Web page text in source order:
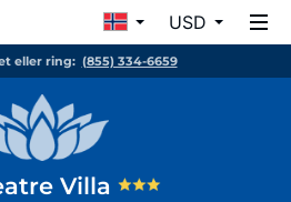
USD
eller ring: (855) 334-6659
Villa